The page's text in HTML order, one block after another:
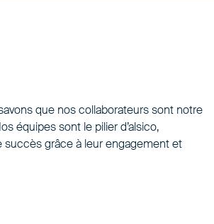
que nos collaborateurs sont notre
équipes sont le pilier d’alsico,
succès grâce à leur engagement et